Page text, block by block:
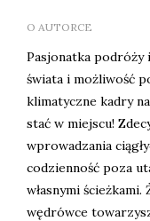
O AUTORCE
Pasjonatka podróży
świata i możliwość
klimatyczne kadry
stać w miejscu!
wprowadzania
codzienność poza
własnymi
wędrówce